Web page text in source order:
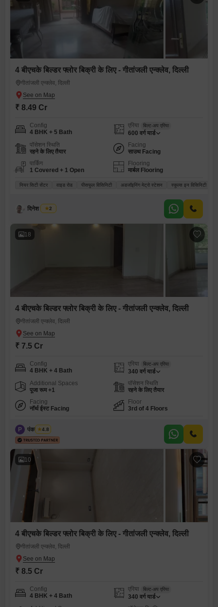
4 बीएचके बिल्डर फ्लोर बिक्री के लिए - गीतांजली एन्क्लेव, दिल्ली
गीतांजली एन्क्लेव, दिल्ली
₹ 8.49 Cr
Config
4 BHK + 5 Bath
एरिया बिल्ट-अप एरिया
600 वर्ग यार्ड
पॉसेशन स्थिति
रहने के लिए तैयार
Facing
साउथ Facing
पार्किंग
1 Covered + 1 Open
Flooring
मार्बल Flooring
नियर सिटी सेंटर वाइड रोड पीसफुल विसिनिटी अडजॉइनिंग मेट्रो स्टेशन स्कूल्स इन विसिनिटी
दिनेश जगवानी
2
18
4 बीएचके बिल्डर फ्लोर बिक्री के लिए - गीतांजली एन्क्लेव, दिल्ली
गीतांजली एन्क्लेव, दिल्ली
₹ 7.5 Cr
Config
4 BHK + 4 Bath
एरिया बिल्ट-अप एरिया
340 वर्ग यार्ड
Additional Spaces
पूजा रूम +1
पॉसेशन स्थिति
रहने के लिए तैयार
Facing
नॉर्थ ईस्ट Facing
Floor
3rd of 4 Floors
P पंकज कुमार
4.8
10
4 बीएचके बिल्डर फ्लोर बिक्री के लिए - गीतांजली एन्क्लेव, दिल्ली
गीतांजली एन्क्लेव, दिल्ली
₹ 8.5 Cr
Config
4 BHK + 4 Bath
एरिया बिल्ट-अप एरिया
340 वर्ग यार्ड